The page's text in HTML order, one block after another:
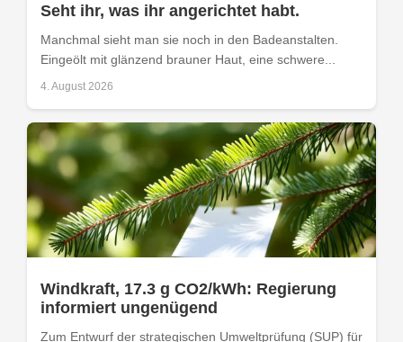
Seht ihr, was ihr angerichtet habt.
Manchmal sieht man sie noch in den Badeanstalten.
Eingeölt mit glänzend brauner Haut, eine schwere...
4. August 2026
Windkraft, 17.3 g CO2/kWh: Regierung
informiert ungenügend
Zum Entwurf der strategischen Umweltprüfung (SUP) für